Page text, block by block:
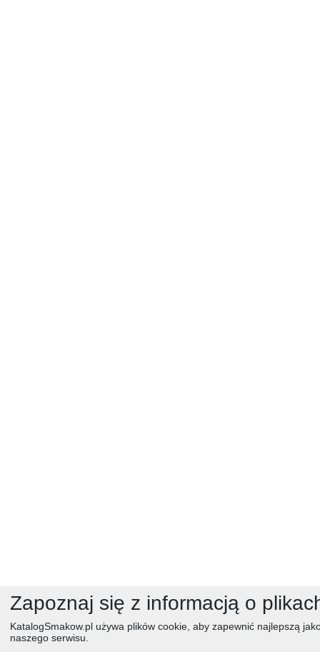
Zapoznaj się z informacją o
KatalogSmakow.pl używa plików cookie, aby zapewnić najlepszą
naszego serwisu.